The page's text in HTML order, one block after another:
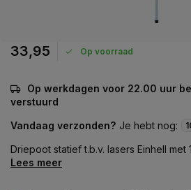
33,95 Op voorraad
Op werkdagen voor 22.00 uur
verstuurd
Vandaag verzonden? Je hebt nog:
Driepoot statief t.b.v. lasers Einhell met
Lees meer